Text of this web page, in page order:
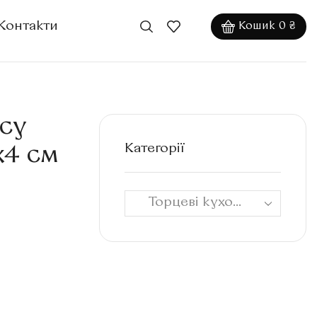
Кошик 0 ₴
см
Категорії